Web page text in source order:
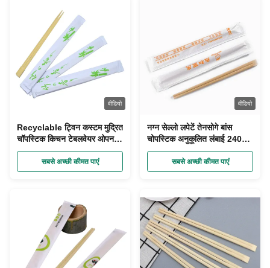
वीडियो
Recyclable ट्विन कस्टम मुद्रित
चॉपस्टिक किचन टेबलवेयर ओपन
पेपर पैकिंग
सबसे अच्छी कीमत पाएं
वीडियो
नग्न सेल्लो लपेटें तेनसोगे बांस
चोपस्टिक अनुकूलित लंबाई 240
मिमी
सबसे अच्छी कीमत पाएं